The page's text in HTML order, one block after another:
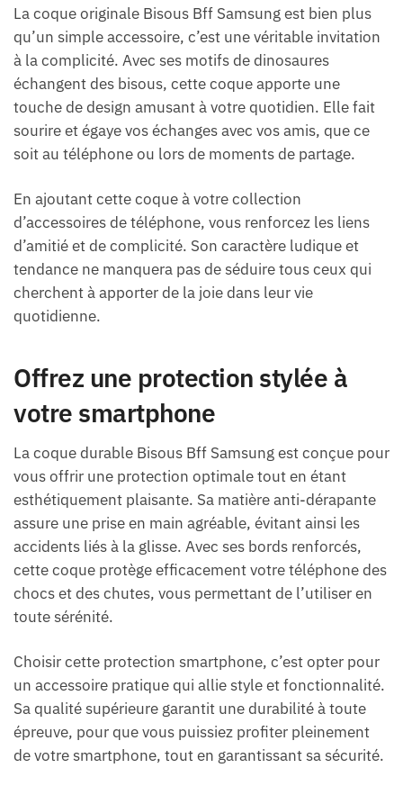
La coque originale Bisous Bff Samsung est bien plus
qu’un simple accessoire, c’est une véritable invitation
à la complicité. Avec ses motifs de dinosaures
échangent des bisous, cette coque apporte une
touche de design amusant à votre quotidien. Elle fait
sourire et égaye vos échanges avec vos amis, que ce
soit au téléphone ou lors de moments de partage.
En ajoutant cette coque à votre collection
d’accessoires de téléphone, vous renforcez les liens
d’amitié et de complicité. Son caractère ludique et
tendance ne manquera pas de séduire tous ceux qui
cherchent à apporter de la joie dans leur vie
quotidienne.
Offrez une protection stylée à
votre smartphone
La coque durable Bisous Bff Samsung est conçue pour
vous offrir une protection optimale tout en étant
esthétiquement plaisante. Sa matière anti-dérapante
assure une prise en main agréable, évitant ainsi les
accidents liés à la glisse. Avec ses bords renforcés,
cette coque protège efficacement votre téléphone des
chocs et des chutes, vous permettant de l’utiliser en
toute sérénité.
Choisir cette protection smartphone, c’est opter pour
un accessoire pratique qui allie style et fonctionnalité.
Sa qualité supérieure garantit une durabilité à toute
épreuve, pour que vous puissiez profiter pleinement
de votre smartphone, tout en garantissant sa sécurité.